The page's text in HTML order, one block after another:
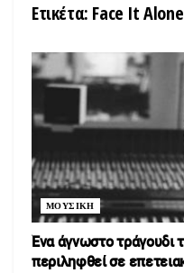
Ετικέτα: Face It Alone
ΜΟΥΣΙΚΗ
Ένα άγνωστο τράγουδι
περιληφθεί σε